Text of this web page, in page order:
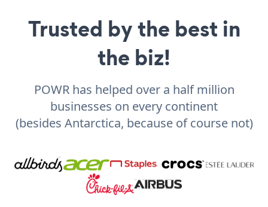
Trusted by the best in
the biz!
POWR has helped over a half million
businesses on every continent
(besides Antarctica, because of course not)